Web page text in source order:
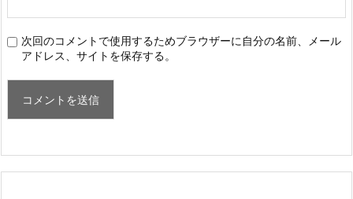
次回のコメントで使用するためブラウザーに自分の名前、メール
アドレス、サイトを保存する。